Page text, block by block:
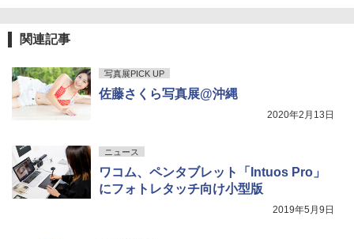
関連記事
写真展PICK UP
佐藤さくら写真展@沖縄
2020年2月13日
ニュース
ワコム、ペンタブレット「Intuos Pro」
にフォトレタッチ向け小型版
2019年5月9日